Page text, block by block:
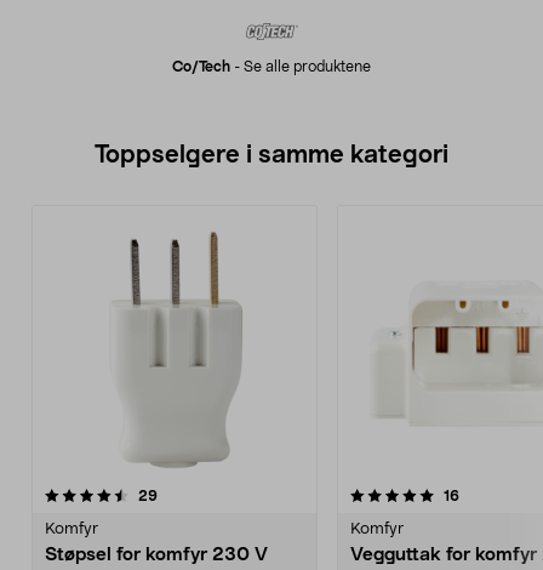
Co/tech - Se alle produktene
Toppselgere i samme kategori
29anmeldelser
Komfyr
Støpsel for komfyr 230 V
5.0 av 5 stjerner 16anmeldelser
Komfyr
Vegguttak for komfyr
0.0 av 5 stjerner